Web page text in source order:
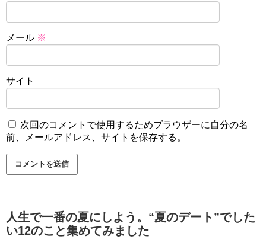
メール ※
サイト
次回のコメントで使用するためブラウザーに自分の名
前、メールアドレス、サイトを保存する。
人生で一番の夏にしよう。“夏のデート”でした
い12のこと集めてみました